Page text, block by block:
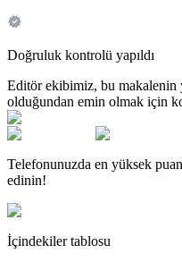
Doğruluk kontrolü yapıldı
Editör ekibimiz, bu makalenin
olduğundan emin olmak için
Telefonunuzda en yüksek
edinin!
İçindekiler tablosu